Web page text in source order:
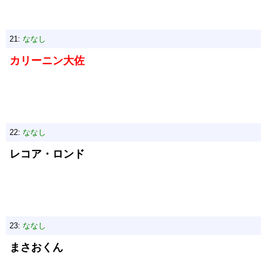
21: ななし
カリーニン大佐
22: ななし
レコア・ロンド
23: ななし
まさおくん